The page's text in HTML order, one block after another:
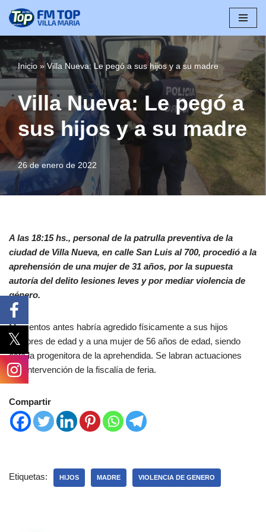
contenido
Inicio »Villa Nueva: Le pegó a sus hijos y a su madre
Villa Nueva: Le pegó a
sus hijos y a su madre
26 de enero de 2022
A las 18:15 hs., personal de la patrulla preventiva de la
ciudad de Villa Nueva, en calle San Luis al 700, procedió a la
aprehensión de una mujer de 31 años, por la supuesta
autoría del delito lesiones leves y por mediar violencia de
género.
Momentos antes habría agredido físicamente a sus hijos
menores de edad y a una mujer de 56 años de edad, siendo
ésta la progenitora de la aprehendida. Se labran actuaciones
con intervención de la fiscalía de feria.
Compartir
Etiquetas: HIJOS MADRE VIOLENCIA DE GENERO